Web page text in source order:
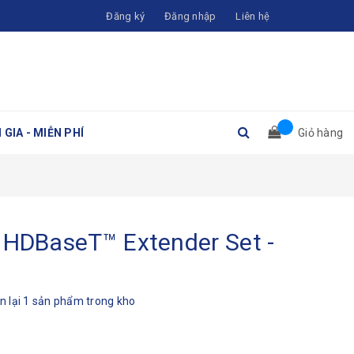
Đăng ký Đăng nhập Liên hệ
- MIỄN PHÍ Giỏ hàng
Extender Set -
lại 1 sản phẩm trong kho